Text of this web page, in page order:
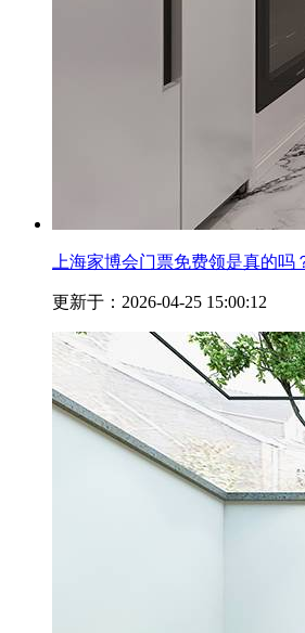
上海家博会门票免费领是真的吗
更新于：2026-04-25 15:00:12